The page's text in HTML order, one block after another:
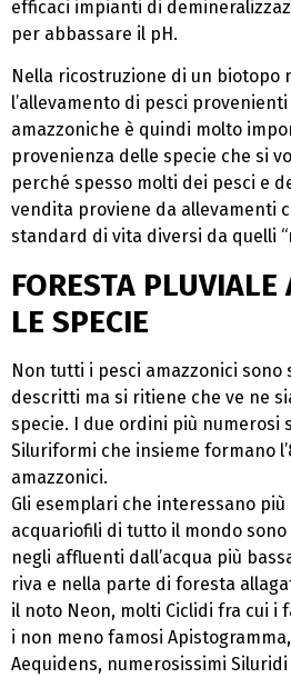
efficaci impianti di
per abbassare il pH.
Nella ricostruzione di un biotopo
l’allevamento di pesci
amazzoniche è quindi molto
provenienza delle specie che si
perché spesso molti dei pesci e
vendita proviene da allevamenti
standard di vita diversi da quelli
FORESTA
LE SPECIE
Non tutti i pesci amazzonici
descritti ma si ritiene che ve ne
specie. I due ordini più numerosi
Siluriformi che insieme formano
amazzonici.
Gli esemplari che interessano
acquariofili di tutto il mondo
negli affluenti dall’acqua più
riva e nella parte di foresta
il noto Neon, molti Ciclidi fra cui i
i non meno famosi
Aequidens, numerosissimi